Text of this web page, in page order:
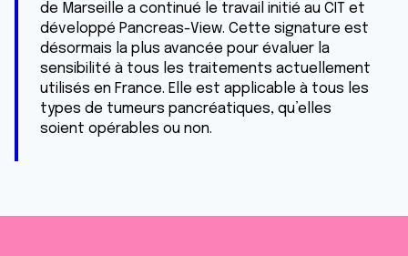
de Marseille a continué le travail initié au CIT et
développé Pancreas-View. Cette signature est
désormais la plus avancée pour évaluer la
sensibilité à tous les traitements actuellement
utilisés en France. Elle est applicable à tous les
types de tumeurs pancréatiques, qu’elles
soient opérables ou non.